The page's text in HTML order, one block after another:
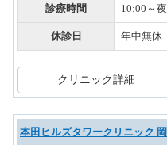
診療時間 10:00～
休診日 年中無休
クリニック詳細
本田ヒルズタワークリニック